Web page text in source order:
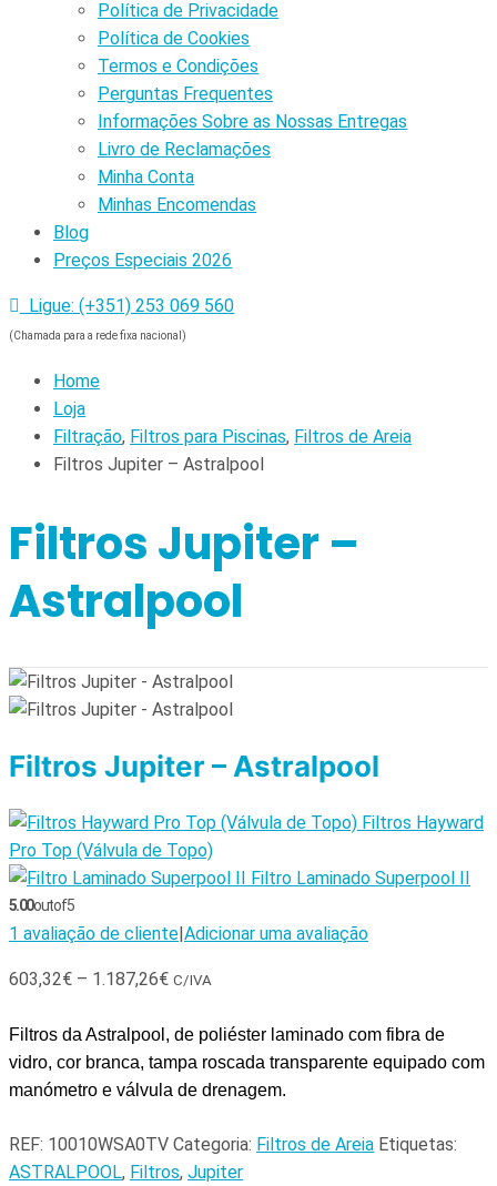
Política de Privacidade
Política de Cookies
Termos e Condições
Perguntas Frequentes
Informações Sobre as Nossas Entregas
Livro de Reclamações
Minha Conta
Minhas Encomendas
Blog
Preços Especiais 2026
Ligue: (+351) 253 069 560
(Chamada para a rede fixa nacional)
Home
Loja
Filtração, Filtros para Piscinas, Filtros de Areia
Filtros Jupiter – Astralpool
Filtros Jupiter –
Astralpool
Filtros Jupiter – Astralpool
Filtros Hayward
Pro Top (Válvula de Topo)
Filtro Laminado Superpool II
5.00out of 5
1 avaliação de cliente|Adicionar uma avaliação
603,32€ – 1.187,26€ C/IVA
Filtros da Astralpool, de poliéster laminado com fibra de
vidro, cor branca, tampa roscada transparente equipado com
manómetro e válvula de drenagem.
REF: 10010WSA0TV Categoria: Filtros de Areia Etiquetas:
ASTRALPOOL, Filtros, Jupiter